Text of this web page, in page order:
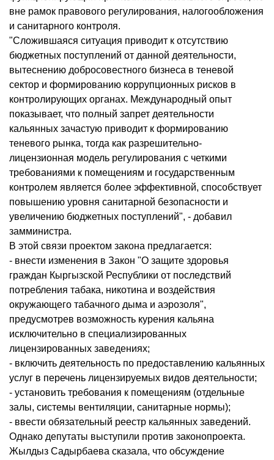
вне рамок правового регулирования, налогообложения
и санитарного контроля.
"Сложившаяся ситуация приводит к отсутствию
бюджетных поступлений от данной деятельности,
вытеснению добросовестного бизнеса в теневой
сектор и формированию коррупционных рисков в
контролирующих органах. Международный опыт
показывает, что полный запрет деятельности
кальянных зачастую приводит к формированию
теневого рынка, тогда как разрешительно-
лицензионная модель регулирования с четкими
требованиями к помещениям и государственным
контролем является более эффективной, способствует
повышению уровня санитарной безопасности и
увеличению бюджетных поступлений", - добавил
замминистра.
В этой связи проектом закона предлагается:
- внести изменения в Закон "О защите здоровья
граждан Кыргызской Республики от последствий
потребления табака, никотина и воздействия
окружающего табачного дыма и аэрозоля",
предусмотрев возможность курения кальяна
исключительно в специализированных
лицензированных заведениях;
- включить деятельность по предоставлению кальянных
услуг в перечень лицензируемых видов деятельности;
- установить требования к помещениям (отдельные
залы, системы вентиляции, санитарные нормы);
- ввести обязательный реестр кальянных заведений.
Однако депутаты выступили против законопроекта.
Жылдыз Садырбаева сказала, что обсуждение